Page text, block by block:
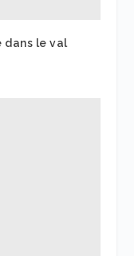
dans le val